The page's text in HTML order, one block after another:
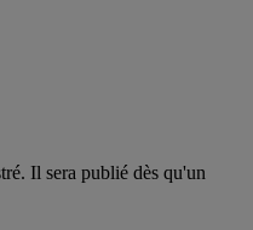
Il sera publié dès qu'un